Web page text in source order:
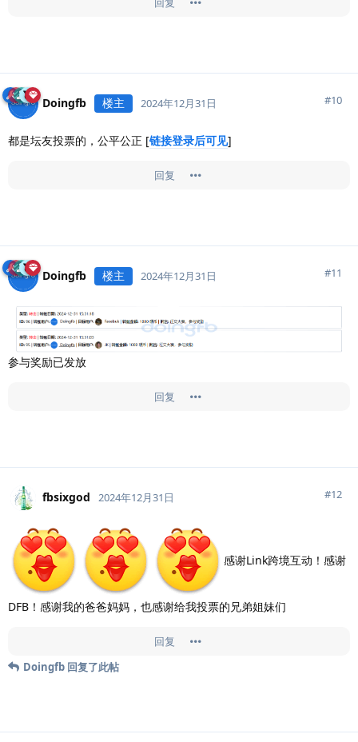
Doingfb 楼主 2024年12月31日 #10
都是坛友投票的，公平公正 [链接登录后可见]
回复
Doingfb 楼主 2024年12月31日 #11
参与奖励已发放
回复
fbsixgod 2024年12月31日 #12
感谢Link跨境互动！感谢
DFB！感谢我的爸爸妈妈，也感谢给我投票的兄弟姐妹们
回复
Doingfb 回复了此帖